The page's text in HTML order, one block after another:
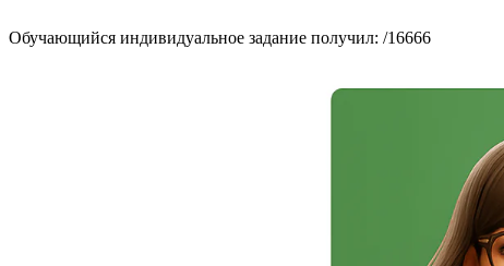
Обучающийся индивидуальное задание получил: /16666